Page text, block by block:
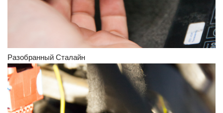
Разобранный Сталайн